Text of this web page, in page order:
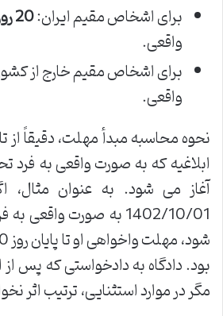
برای اشخاص مقیم ایران:20 روز
واقعی.
برای اشخاص مقیم خارج از
واقعی.
نحوه محاسبه مبدأ مهلت، دقیقاً از
ابلاغیه که به صورت واقعی به فرد
آغاز می شود. به عنوان مثال،
1402/10/01 به صورت
بود. دادگاه به دادخواستی که پس
مگر در موارد استثنایی، ترتیب اثر